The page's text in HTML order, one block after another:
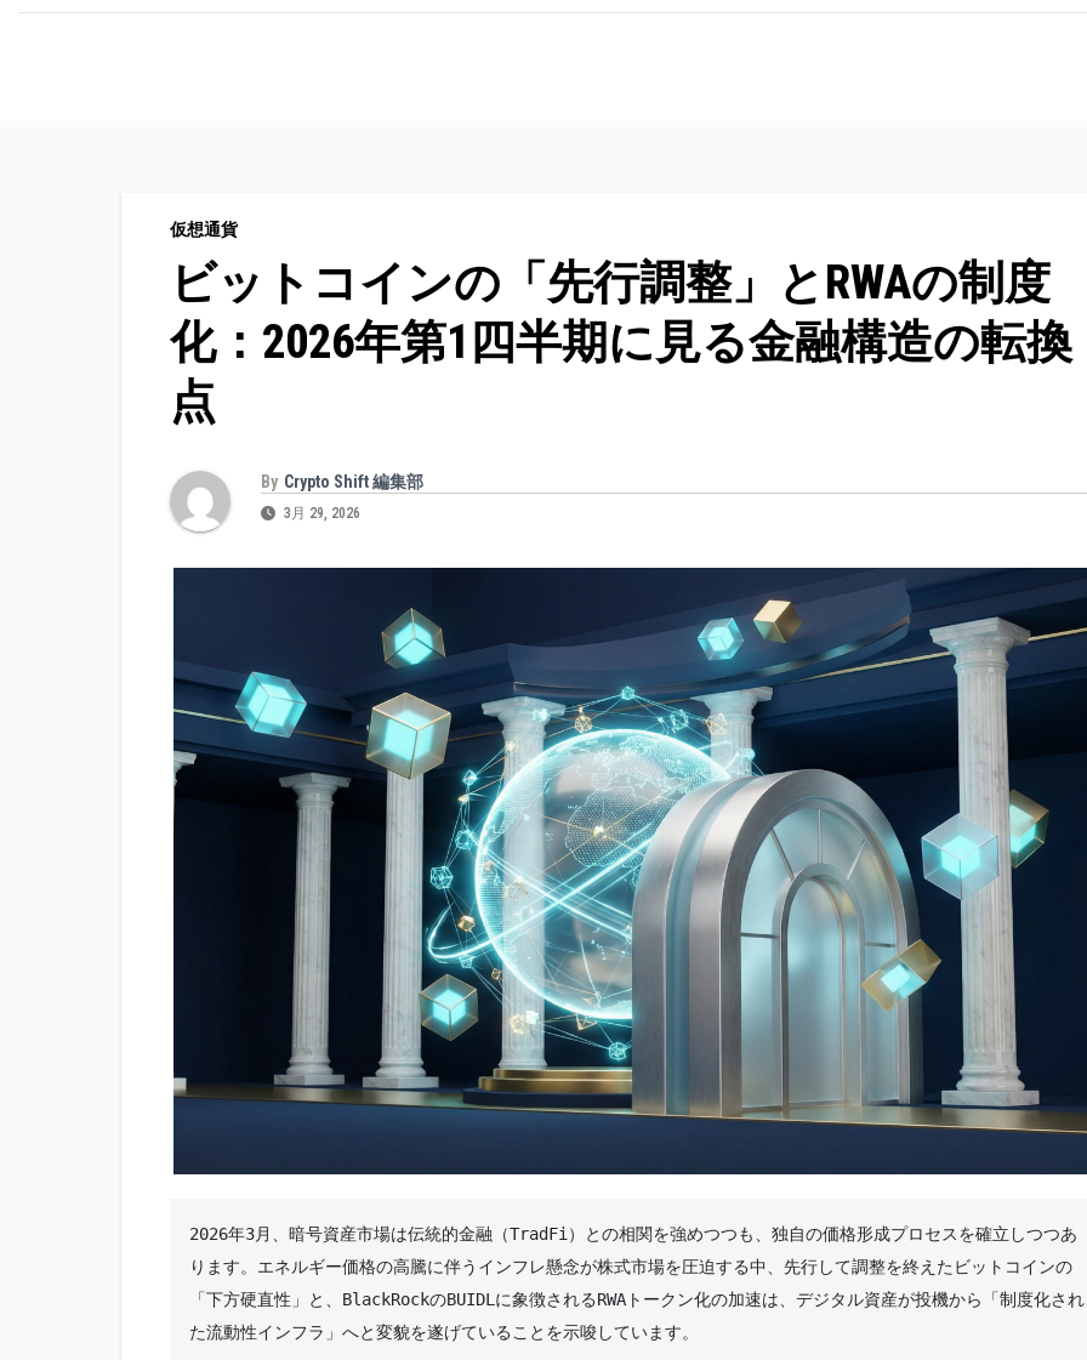
仮想通貨
ビットコインの「先行調整」とRWAの制度
化：2026年第1四半期に見る金融構造の転換
点
By Crypto Shift 編集部
3月 29, 2026
2026年3月、暗号資産市場は伝統的金融（TradFi）との相関を強めつつも、独自の価格形成プロセスを確立しつつあ
ります。エネルギー価格の高騰に伴うインフレ懸念が株式市場を圧迫する中、先行して調整を終えたビットコインの
「下方硬直性」と、BlackRockのBUIDLに象徴されるRWAトークン化の加速は、デジタル資産が投機から「制度化され
た流動性インフラ」へと変貌を遂げていることを示唆しています。